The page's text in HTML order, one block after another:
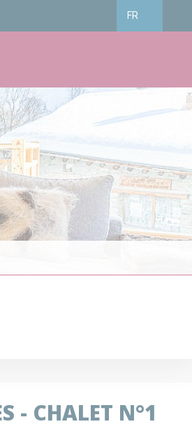
FR
- CHALET N°1